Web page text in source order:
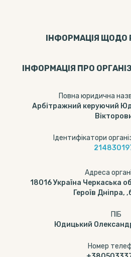
ІНФОРМАЦІЯ ЩОДО
ІНФОРМАЦІЯ ПРО
Повна юридична
Арбітражний керуючий
Ідентифікатори
Адреса
18016 Україна Черкаська
Героїв Дніпра,
ПІБ
Юдицький
Номер